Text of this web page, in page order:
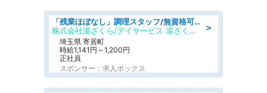
＞
「残業ほぼなし」調理スタッフ/無資格可/正職員/日勤のみ/デイサービス/社会保障完備
株式会社湯ざくら/デイサービス 湯ざくらケアリゾート
埼玉県 寄居町
時給1,141円～1,200円
正社員
スポンサー：求人ボックス